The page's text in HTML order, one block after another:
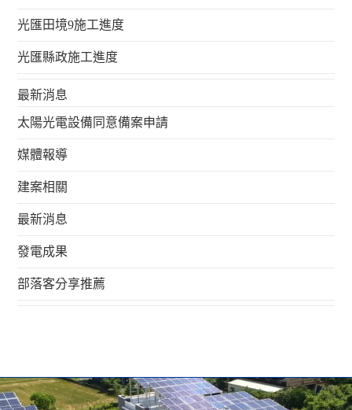
光匯田境9施工進度
光匯縣政施工進度
最新消息
太陽光電設備同意備案申請
媒體報導
建案相關
最新消息
發電成果
部落客分享推薦